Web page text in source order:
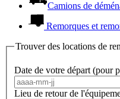
Camions de
Remorques et
Trouver des locations de
Date de votre départ (pour
Lieu de retour de